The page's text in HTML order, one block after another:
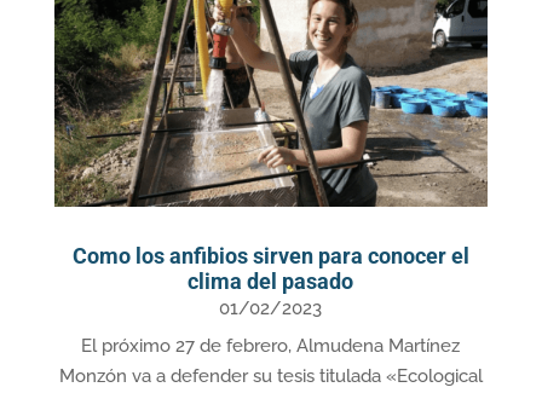
Como los anfibios sirven para conocer el
clima del pasado
01/02/2023
El próximo 27 de febrero, Almudena Martínez
Monzón va a defender su tesis titulada «Ecological